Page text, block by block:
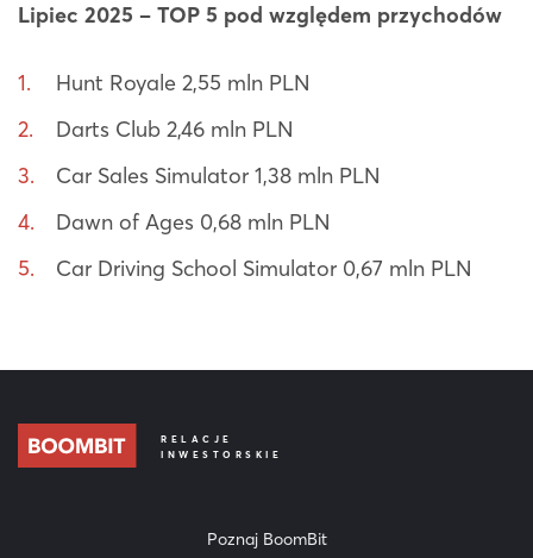
Lipiec 2025 – TOP 5 pod względem przychodów
Hunt Royale 2,55 mln PLN
Darts Club 2,46 mln PLN
Car Sales Simulator 1,38 mln PLN
Dawn of Ages 0,68 mln PLN
Car Driving School Simulator 0,67 mln PLN
RELACJE
INWESTORSKIE
Poznaj BoomBit